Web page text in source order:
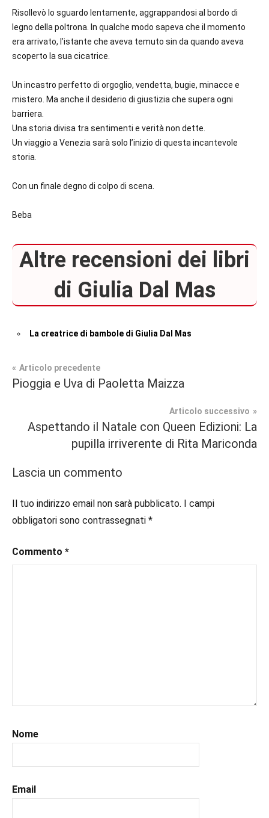
Risollevò lo sguardo lentamente, aggrappandosi al bordo di
legno della poltrona. In qualche modo sapeva che il momento
era arrivato, l’istante che aveva temuto sin da quando aveva
scoperto la sua cicatrice.
Un incastro perfetto di orgoglio, vendetta, bugie, minacce e
mistero. Ma anche il desiderio di giustizia che supera ogni
barriera.
Una storia divisa tra sentimenti e verità non dette.
Un viaggio a Venezia sarà solo l’inizio di questa incantevole
storia.
Con un finale degno di colpo di scena.
Beba
Altre recensioni dei libri
di Giulia Dal Mas
La creatrice di bambole di Giulia Dal Mas
Recensioni
Storico
Navigazione
Articolo precedente
Pioggia e Uva di Paoletta Maizza
Articolo successivo
Aspettando il Natale con Queen Edizioni: La
pupilla irriverente di Rita Mariconda
Lascia un commento
Il tuo indirizzo email non sarà pubblicato.
I campi
obbligatori sono contrassegnati *
Commento *
Nome
Email